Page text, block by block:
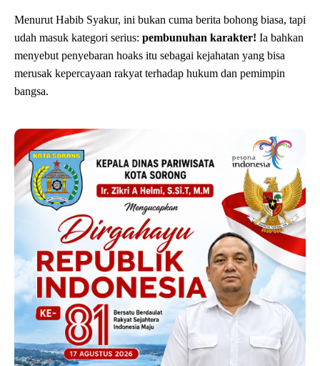
Menurut Habib Syakur, ini bukan cuma berita bohong biasa, tapi
udah masuk kategori serius: pembunuhan karakter! Ia bahkan
menyebut penyebaran hoaks itu sebagai kejahatan yang bisa
merusak kepercayaan rakyat terhadap hukum dan pemimpin
bangsa.